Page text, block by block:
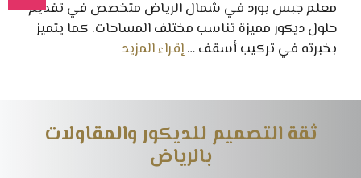
معلم جبس بورد في شمال الرياض متخصص في تقديم
حلول ديكور مميزة تناسب مختلف المساحات. كما يتميز
بخبرته في تركيب أسقف …إقراء المزيد
ثقة التصميم للديكور والمقاولات
بالرياض